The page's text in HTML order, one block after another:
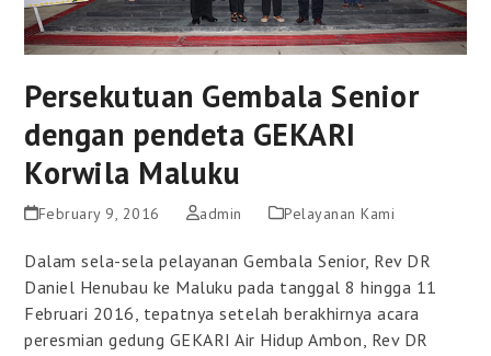
Persekutuan Gembala Senior
dengan pendeta GEKARI
Korwila Maluku
February 9, 2016 admin Pelayanan Kami
Dalam sela-sela pelayanan Gembala Senior, Rev DR
Daniel Henubau ke Maluku pada tanggal 8 hingga 11
Februari 2016, tepatnya setelah berakhirnya acara
peresmian gedung GEKARI Air Hidup Ambon, Rev DR